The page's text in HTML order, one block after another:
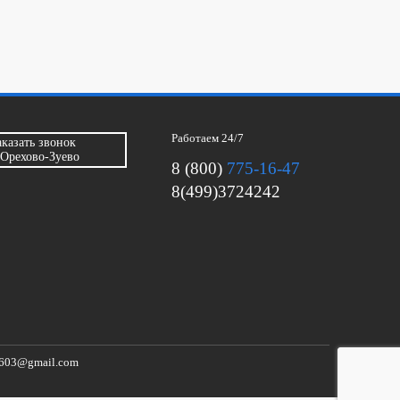
звонок
Зуево
Работаем 24/7
8 (800) 775-16-47
8(499)3724242